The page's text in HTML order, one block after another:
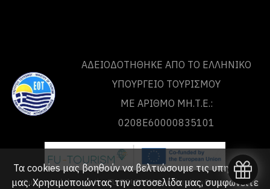
ΑΔΕΙΟΔΟΤΗΘΗΚΕ ΑΠΟ ΤO ΕΛΛΗΝΙΚΟ
ΥΠΟΥΡΓΕΙΟ ΤΟΥΡΙΣΜΟΥ
ΜΕ ΑΡΙΘΜΟ ΜΗ.Τ.Ε.:
0208Ε60000835101
Supported through the FU-TOURISM Acceleration Programme
Τα cookies μας βοηθούν να βελτιώσουμε τις υπηρεσίες
μας. Χρησιμοποιώντας την ιστοσελίδα μας, συμφωνείτε